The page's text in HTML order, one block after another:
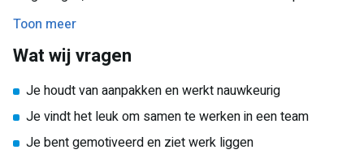
Dankzij hun inzet kunnen gasten iedere week weer genieten
van een schoon verblijf.
Toon meer
Wat wij vragen
Je houdt van aanpakken en werkt nauwkeurig
Je vindt het leuk om samen te werken in een team
Je bent gemotiveerd en ziet werk liggen